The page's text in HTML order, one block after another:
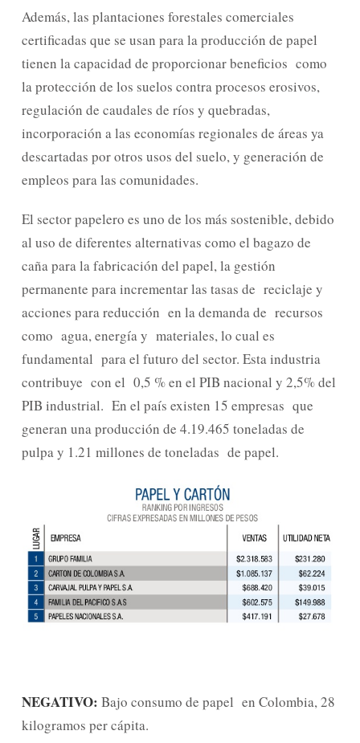
Además, las plantaciones forestales comerciales
certificadas que se usan para la producción de papel
tienen la capacidad de proporcionar beneficios como
la protección de los suelos contra procesos erosivos,
regulación de caudales de ríos y quebradas,
incorporación a las economías regionales de áreas ya
descartadas por otros usos del suelo, y generación de
empleos para las comunidades.
El sector papelero es uno de los más sostenible, debido
al uso de diferentes alternativas como el bagazo de
caña para la fabricación del papel, la gestión
permanente para incrementar las tasas de reciclaje y
acciones para reducción en la demanda de recursos
como agua, energía y materiales, lo cual es
fundamental para el futuro del sector. Esta industria
contribuye con el 0,5 % en el PIB nacional y 2,5% del
PIB industrial. En el país existen 15 empresas que
generan una producción de 4.19.465 toneladas de
pulpa y 1.21 millones de toneladas de papel.
NEGATIVO: Bajo consumo de papel en Colombia, 28
kilogramos per cápita.